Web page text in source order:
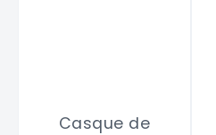
Casque de